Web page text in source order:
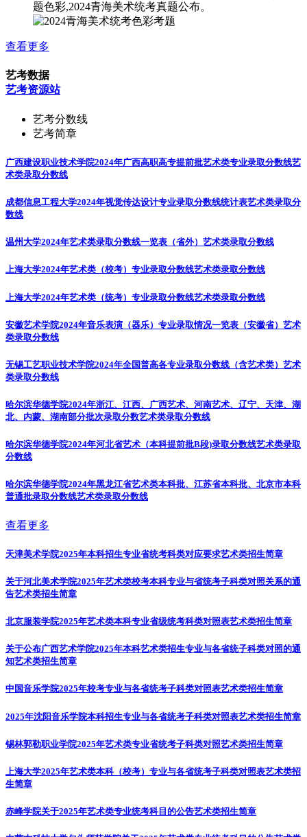
题色彩,2024青海美术统考真题公布。
查看更多
艺考数据
艺考资源站
艺考分数线
艺考简章
广西建设职业技术学院2024年广西高职高专提前批艺术类专业录取分数线艺
术类录取分数线
成都信息工程大学2024年视觉传达设计专业录取分数线统计表艺术类录取分
数线
温州大学2024年艺术类录取分数线一览表（省外） 艺术类录取分数线
上海大学2024年艺术类（校考）专业录取分数线艺术类录取分数线
上海大学2024年艺术类（统考）专业录取分数线艺术类录取分数线
安徽艺术学院2024年音乐表演（器乐）专业录取情况一览表（安徽省） 艺术
类录取分数线
无锡工艺职业技术学院2024年全国普高各专业录取分数线（含艺术类） 艺术
类录取分数线
哈尔滨华德学院2024年浙江、江西、广西艺术、河南艺术、辽宁、天津、湖
北、内蒙、湖南部分批次录取分数艺术类录取分数线
哈尔滨华德学院2024年河北省艺术（本科提前批B段)录取分数线艺术类录取
分数线
哈尔滨华德学院2024年黑龙江省艺术类本科批、江苏省本科批、北京市本科
普通批录取分数线艺术类录取分数线
查看更多
天津美术学院2025年本科招生专业省统考科类对应要求艺术类招生简章
关于河北美术学院2025年艺术类校考本科专业与省统考子科类对照关系的通
告艺术类招生简章
北京服装学院2025年艺术类本科专业省级统考科类对照表艺术类招生简章
关于公布广西艺术学院2025年本科艺术类招生专业与各省统子科类对照的通
知艺术类招生简章
中国音乐学院2025年校考专业与各省统考子科类对照表艺术类招生简章
2025年沈阳音乐学院本科招生专业与各省统考子科类对照表艺术类招生简章
锡林郭勒职业学院2025年艺术类专业省统考子科类对照艺术类招生简章
上海大学2025年艺术类本科（校考）专业与各省统考子科类对照表艺术类招
生简章
赤峰学院关于2025年艺术类专业统考科目的公告艺术类招生简章